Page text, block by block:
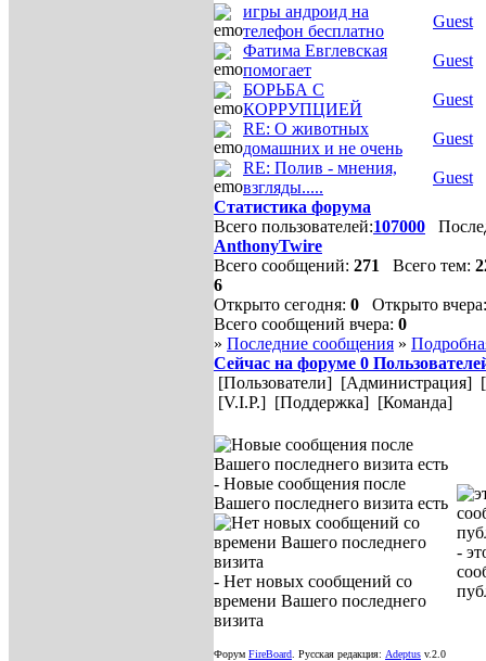
игры андроид на
телефон бесплатно
Guest
Фатима Евглевская
помогает
Guest
БОРЬБА С
КОРРУПЦИЕЙ
Guest
RE: О животных
домашних и не очень
Guest
RE: Полив - мнения,
взгляды.....
Guest
Статистика форума
Всего пользователей:107000
AnthonyTwire
Всего сообщений: 271 Всего тем:
6
Открыто сегодня: 0 Открыто
Всего сообщений вчера: 0
» Последние сообщения »
Сейчас на форуме 0
[Пользователи] [Администрация]
[V.I.P.] [Поддержка] [Команда]
- Новые сообщения после
Вашего последнего визита есть
- Нет новых сообщений со
времени Вашего последнего
визита
-
Форум FireBoard Русская редакция: Adeptus v.2.0